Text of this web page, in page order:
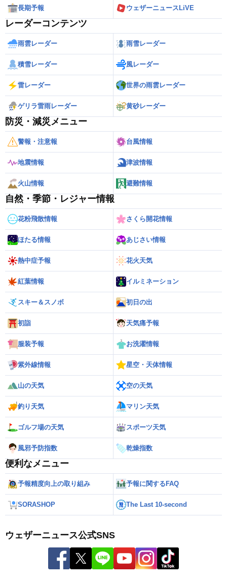
長期予報 ウェザーニュースLiVE
レーダーコンテンツ
雨雲レーダー 雨雪レーダー
積雪レーダー 風レーダー
雷レーダー 世界の雨雲レーダー
ゲリラ雷雨レーダー 黄砂レーダー
防災・減災メニュー
警報・注意報 台風情報
地震情報 津波情報
火山情報 避難情報
自然・季節・レジャー情報
花粉飛散情報 さくら開花情報
ほたる情報 あじさい情報
熱中症予報 花火天気
紅葉情報 イルミネーション
スキー＆スノボ 初日の出
初詣 天気痛予報
服装予報 お洗濯情報
紫外線情報 星空・天体情報
山の天気 空の天気
釣り天気 マリン天気
ゴルフ場の天気 スポーツ天気
風邪予防指数 乾燥指数
便利なメニュー
予報精度向上の取り組み 予報に関するFAQ
SORASHOP The Last 10-second
ウェザーニュース公式SNS